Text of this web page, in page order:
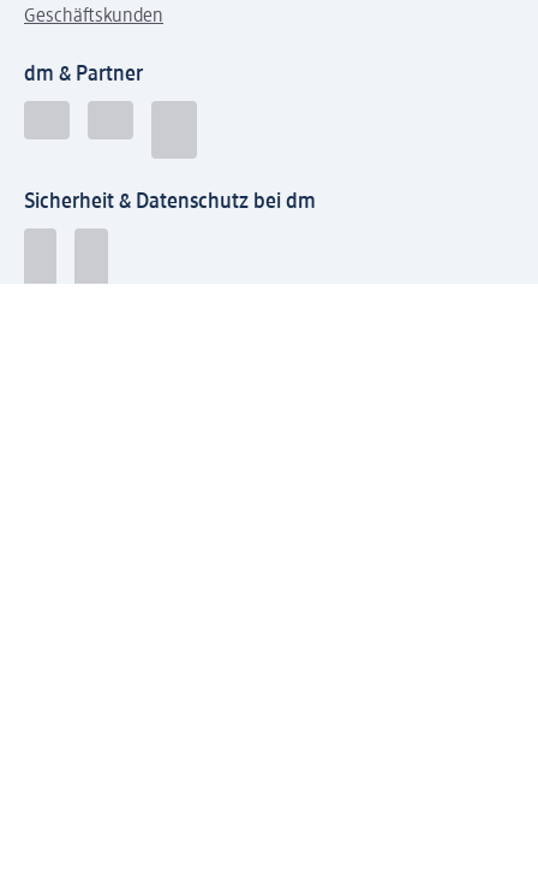
Geschäftskunden
dm & Partner
Sicherheit & Datenschutz bei dm